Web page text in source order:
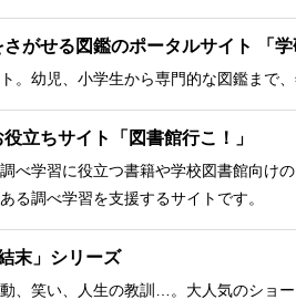
がせる図鑑のポータルサイト 「学
。幼児、小学生から専門的な図鑑まで
立ちサイト「図書館行こ！」
べ学習に役立つ書籍や学校図書館向け
る調べ学習を支援するサイトです。
末」シリーズ
、笑い、人生の教訓…。大人気のショ